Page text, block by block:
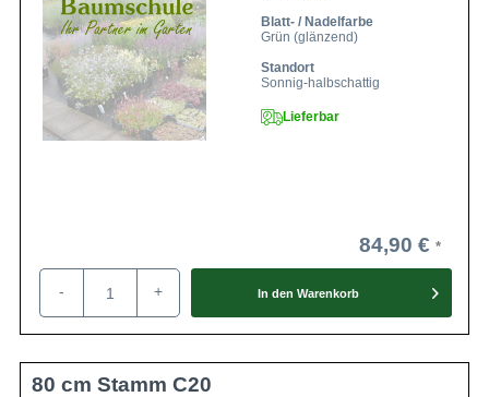
Blatt- / Nadelfarbe
Grün (glänzend)
Standort
Sonnig-halbschattig
Lieferbar
84,90 €
- + In den Warenkorb
80 cm Stamm C20